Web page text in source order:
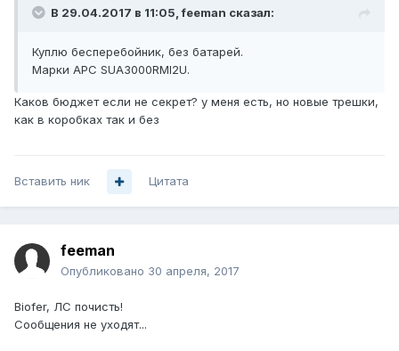
В 29.04.2017 в 11:05, feeman сказал:
Куплю бесперебойник, без батарей.
Марки APC SUA3000RMI2U.
Каков бюджет если не секрет? у меня есть, но новые трешки,
как в коробках так и без
Вставить ник Цитата
feeman
Опубликовано 30 апреля, 2017
Biofer, ЛС почисть!
Сообщения не уходят...